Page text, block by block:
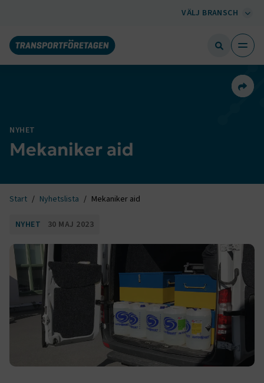
VÄLJ BRANSCH
NYHET
Mekaniker aid
Start Nyhetslista Mekaniker aid
Dela
NYHET 30 MAJ 2023